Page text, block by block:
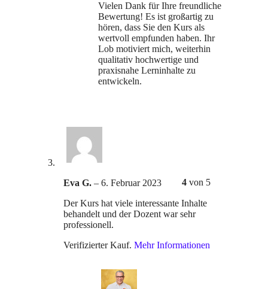
Vielen Dank für Ihre freundliche
Bewertung! Es ist großartig zu
hören, dass Sie den Kurs als
wertvoll empfunden haben. Ihr
Lob motiviert mich, weiterhin
qualitativ hochwertige und
praxisnahe Lerninhalte zu
entwickeln.
4von 5
Eva G. – 6. Februar 2023
Der Kurs hat viele interessante Inhalte
behandelt und der Dozent war sehr
professionell.
Verifizierter Kauf. Mehr Informationen